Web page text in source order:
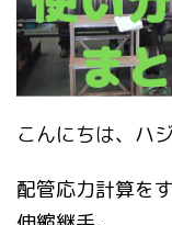
こんにちは、ハ
配管応力計算を